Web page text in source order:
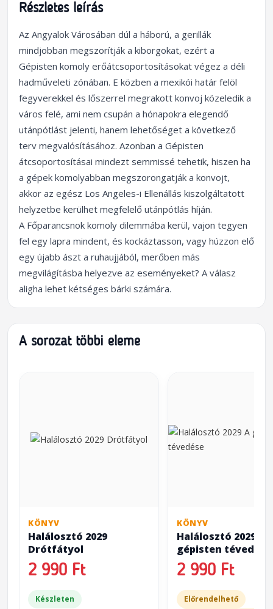
Részletes leírás
Az Angyalok Városában dúl a háború, a gerillák
mindjobban megszorítják a kiborgokat, ezért a
Gépisten komoly erőátcsoportosításokat végez a déli
hadműveleti zónában. E közben a mexikói határ felöl
fegyverekkel és lőszerrel megrakott konvoj közeledik a
város felé, ami nem csupán a hónapokra elegendő
utánpótlást jelenti, hanem lehetőséget a következő
terv megvalósításához. Azonban a Gépisten
átcsoportosításai mindezt semmissé tehetik, hiszen ha
a gépek komolyabban megszorongatják a konvojt,
akkor az egész Los Angeles-i Ellenállás kiszolgáltatott
helyzetbe kerülhet megfelelő utánpótlás híján.
A Főparancsnok komoly dilemmába kerül, vajon tegyen
fel egy lapra mindent, és kockáztasson, vagy húzzon elő
egy újabb ászt a ruhaujjából, merőben más
megvilágításba helyezve az eseményeket? A válasz
aligha lehet kétséges bárki számára.
A sorozat többi eleme
KÖNYV
Halálosztó 2029
Drótfátyol
2 990 Ft
Készleten
KÖNYV
Halálosztó 2029 A
gépisten tévedése
2 990 Ft
Előrendelhető